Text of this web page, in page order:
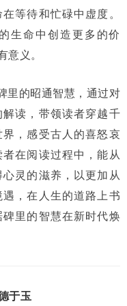
等待和忙碌中虚度。
生命中创造更多的价
义。
里的昭通智慧，通过对
读，带领读者穿越千
，感受古人的喜怒哀
在阅读过程中，能从
灵的滋养，以更加从
，在人生的道路上书
里的智慧在新时代焕
于玉